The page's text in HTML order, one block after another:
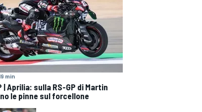
min
| Aprilia: sulla RS-GP di Martin
le pinne sul forcellone